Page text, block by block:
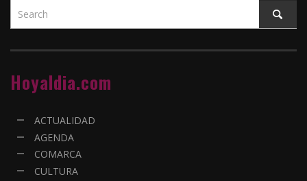
Hoyaldia.com
ACTUALIDAD
AGENDA
COMARCA
CULTURA